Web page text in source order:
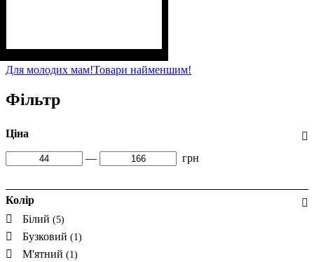
Для молодих мам!Товари найменшим!
Фільтр
Ціна
— грн
Колір
Білий (5)
Бузковий (1)
М'ятний (1)